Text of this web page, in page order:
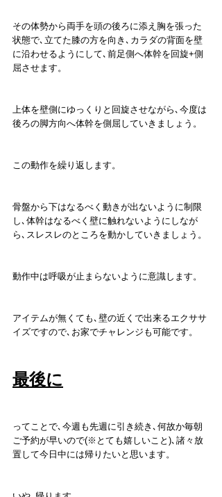
その体勢から両手を頭の後ろに添え胸を張った
状態で､立てた膝の方を向き､カラダの背面を壁
に沿わせるようにして､前足側へ体幹を回旋+側
屈させます。
上体を壁側にゆっくりと回旋させながら､今度は
後ろの脚方向へ体幹を側屈していきましょう。
この動作を繰り返します。
骨盤から下はなるべく動きが出ないように制限
し､体幹はなるべく壁に触れないようにしなが
ら､スレスレのところを動かしていきましょう。
動作中は呼吸が止まらないように意識します。
アイテムが無くても､壁の近くで出来るエクササ
イズですので､お家でチャレンジも可能です。
最後に
ってことで､今週も先週に引き続き､何故か毎朝
ご予約が早いので(※とても嬉しいこと)､諸々放
置して今日中には帰りたいと思います。